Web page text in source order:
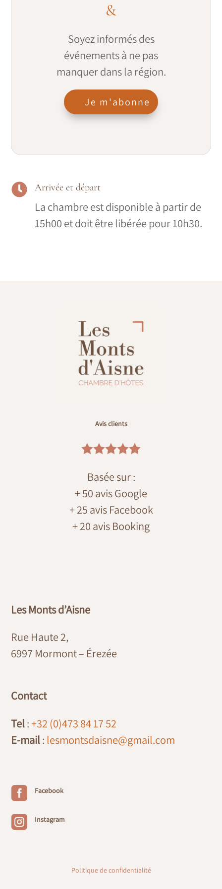
&
Soyez informés des
événements à ne pas
manquer dans la région.
Je m'abonne
 Arrivée et départ
La chambre est disponible à partir de
15h00 et doit être libérée pour 10h30.
Avis clients

Basée sur :
+ 50 avis Google
+ 25 avis Facebook
+ 20 avis Booking
Les Monts d’Aisne
Rue Haute 2,
6997 Mormont – Érezée
Contact
Tel:+32 (0)473 84 17 52
E-mail: lesmontsdaisne@gmail.com
 Facebook
 Instagram
Politique de confidentialité